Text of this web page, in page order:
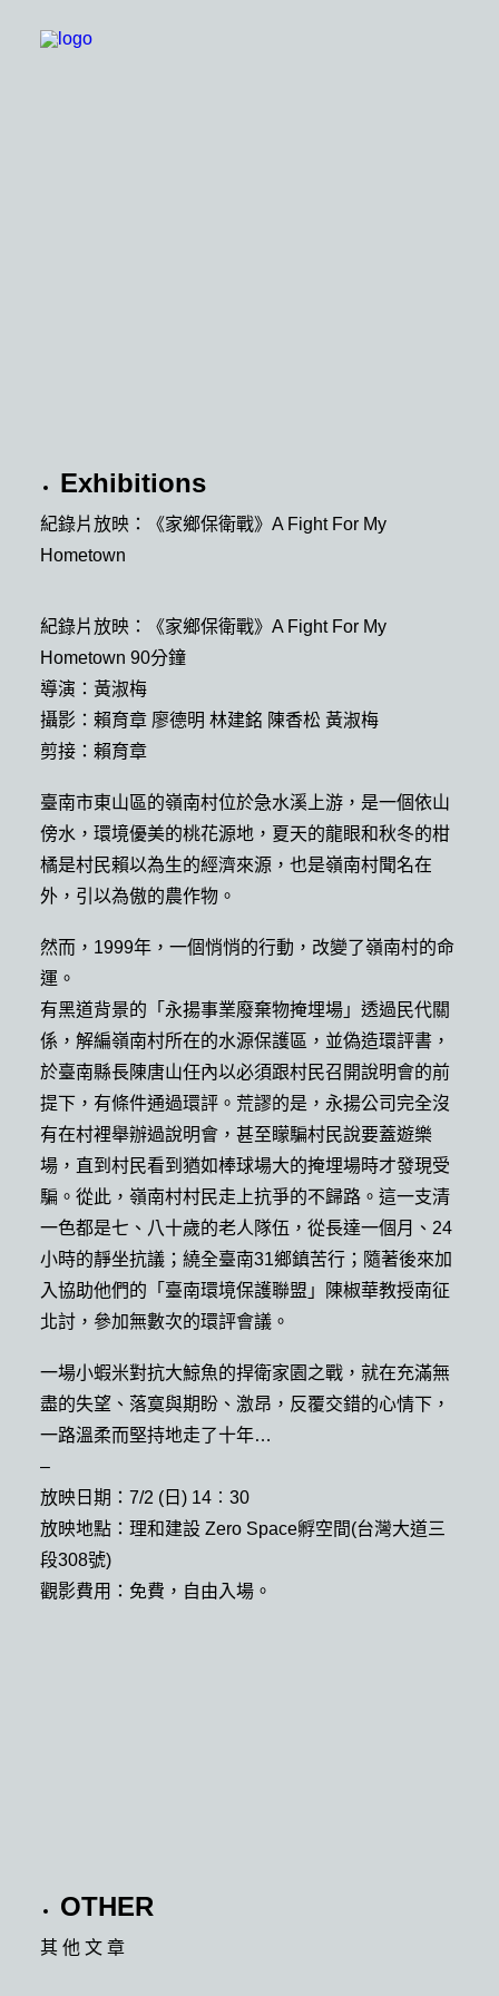
Exhibitions
紀錄片放映：《家鄉保衛戰》A Fight For My
Hometown
紀錄片放映：《家鄉保衛戰》A Fight For My
Hometown 90分鐘
導演：黃淑梅
攝影：賴育章 廖德明 林建銘 陳香松 黃淑梅
剪接：賴育章
臺南市東山區的嶺南村位於急水溪上游，是一個依山
傍水，環境優美的桃花源地，夏天的龍眼和秋冬的柑
橘是村民賴以為生的經濟來源，也是嶺南村聞名在
外，引以為傲的農作物。
然而，1999年，一個悄悄的行動，改變了嶺南村的命
運。
有黑道背景的「永揚事業廢棄物掩埋場」透過民代關
係，解編嶺南村所在的水源保護區，並偽造環評書，
於臺南縣長陳唐山任內以必須跟村民召開說明會的前
提下，有條件通過環評。荒謬的是，永揚公司完全沒
有在村裡舉辦過說明會，甚至矇騙村民說要蓋遊樂
場，直到村民看到猶如棒球場大的掩埋場時才發現受
騙。從此，嶺南村村民走上抗爭的不歸路。這一支清
一色都是七、八十歲的老人隊伍，從長達一個月、24
小時的靜坐抗議；繞全臺南31鄉鎮苦行；隨著後來加
入協助他們的「臺南環境保護聯盟」陳椒華教授南征
北討，參加無數次的環評會議。
一場小蝦米對抗大鯨魚的捍衛家園之戰，就在充滿無
盡的失望、落寞與期盼、激昂，反覆交錯的心情下，
一路溫柔而堅持地走了十年…
–
放映日期：7/2 (日) 14︰30
放映地點：理和建設 Zero Space孵空間(台灣大道三
段308號)
觀影費用：免費，自由入場。
OTHER
其 他 文 章